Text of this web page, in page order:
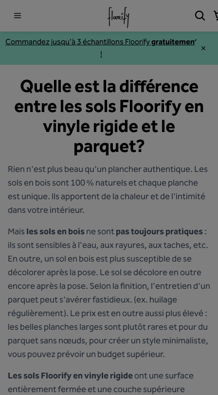
Commandez jusqu'à 3 échantillons Floorifygratuitement
!
Quelle est la différence
entre les sols Floorify en
vinyle rigide et le
parquet?
Rien n'est plus beau qu'un plancher authentique. Les
sols en bois sont 100 % naturels et chaque planche
est unique. Ils apportent de la chaleur et de l'intimité
dans votre intérieur.
Mais les sols en boisne sontpas toujours pratiques:
ils sont sensibles à l'eau, aux rayures, aux taches, etc.
En outre, un sol en bois est plus susceptible de se
décolorer après la pose. Le sol se décolore en outre
encore après la pose. Selon la finition, l'entretien d'un
parquet peut s'avérer fastidieux. (ex. huilage
régulièrement). Le prix est en outre aussi plus élevé :
les belles planches larges sont plutôt rares et pour du
parquet sans nœuds, pour créer un style minimaliste,
vous pouvez prévoir un budget supérieur.
Les sols Floorify en vinyle rigideont une surface
entièrement fermée et une couche supérieure